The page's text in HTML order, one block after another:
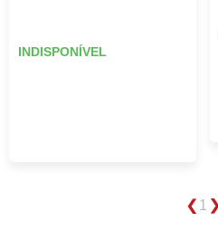
INDISPONÍVEL
1